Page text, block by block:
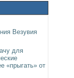
Везувия
для
«прыгать» от